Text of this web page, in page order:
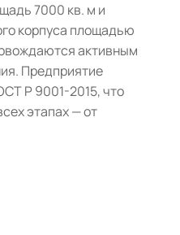
7000 кв. м и
корпуса площадью
активным
Предприятие
Р 9001-2015, что
этапах — от